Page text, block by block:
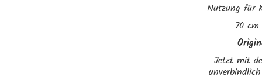
Nutzung für
70
Jetzt mit